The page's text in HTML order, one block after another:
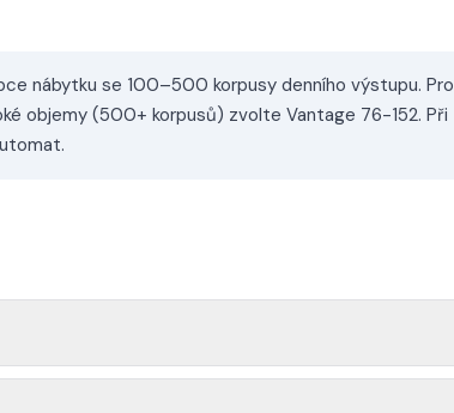
nábytku se 100–500 korpusy denního výstupu. Pro
objemy (500+ korpusů) zvolte Vantage 76-152. Při